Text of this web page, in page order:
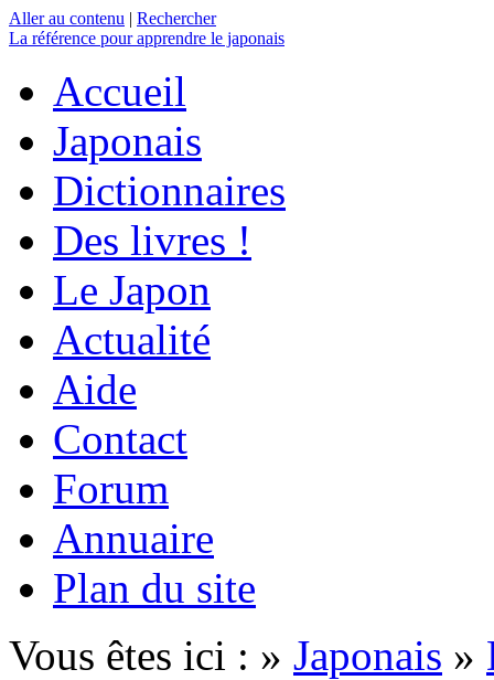
Aller au contenu | Rechercher
La référence pour apprendre le japonais
Accueil
Japonais
Dictionnaires
Des livres !
Le Japon
Actualité
Aide
Contact
Forum
Annuaire
Plan du site
Vous êtes ici : » Japonais »